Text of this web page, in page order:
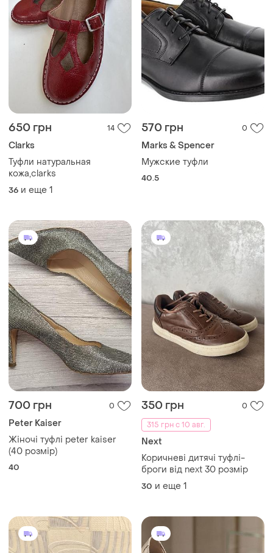
650 грн 14
Clarks
Туфли натуральная
кожа,clarks
36 и еще 1
570 грн 0
Marks & Spencer
Мужские туфли
40.5
700 грн 0
Peter Kaiser
Жіночі туфлі peter kaiser
(40 розмір)
40
350 грн
0
315 грн с 10 авг.
Next
Коричневі дитячі туфлі-
броги від next 30 розмір
30 и еще 1